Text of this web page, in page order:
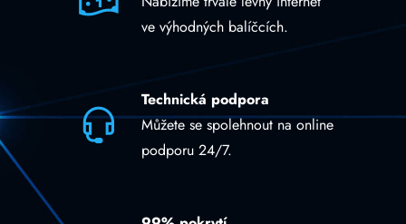
ve výhodných balíčcích.
Technická podpora
Můžete se spolehnout na online
podporu 24/7.